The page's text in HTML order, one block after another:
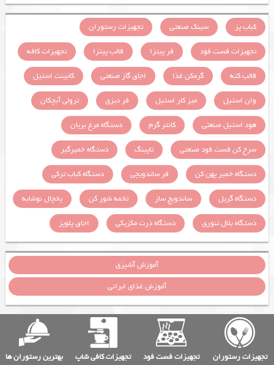
کباب پز سینک صنعتی
تجهیزات رستوران
تجهیزات فست فود
فر پیتزا قالب پیتزا
تجهیزات کافه
قالب کته
گرمکن غذا اجاق گاز صنعتی
کابینت استیل
وان استیل
میز کار استیل فر دیزی
ترولی آبچکان
هود استیل صنعتی
کانتر گرم
دستگاه مرغ بریان
سرخ کن فست فود صنعتی
تاپینگ
دستگاه خمیرگیر
دستگاه خمیر پهن کن
فر ساندویچی
دستگاه کباب ترکی
دستگاه گریل
ساندویچ ساز تخمه شور کن
یخچال نوشابه
دستگاه بلال تنوری
دستگاه ذرت مکزیکی اجاق پلوپز
آموزش آشپزی
آموزش غذای ایرانی
تجهیزات رستوران تجهیزات فست فود تجهیزات کافی شاپ بهترین رستوران ها